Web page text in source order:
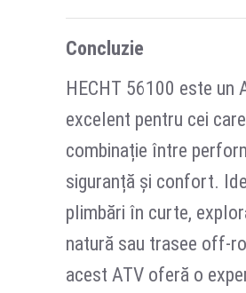
Concluzie
HECHT 56100 este un
excelent pentru cei
combinație între
siguranță și confort.
plimbări în curte,
natură sau trasee off-
acest ATV oferă o